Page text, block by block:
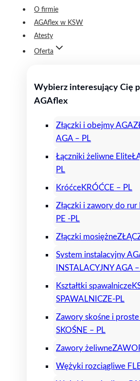
O firmie
AGAflex w KSW
Atesty
Oferta
Wybierz interesujący Cię
AGAflex
Złączki i obejmy AGA
AGA – PL
Łączniki żeliwne Elite
PL
KróćceKRÓĆCE – PL
Złączki i zawory do rur
PE -PL
Złączki mosiężne
System instalacyjny
INSTALACYJNY AGA
Kształtki spawalnicze
SPAWALNICZE-PL
Zawory skośne i
SKOŚNE – PL
Zawory żeliwne
Wężyki rozciągliwe